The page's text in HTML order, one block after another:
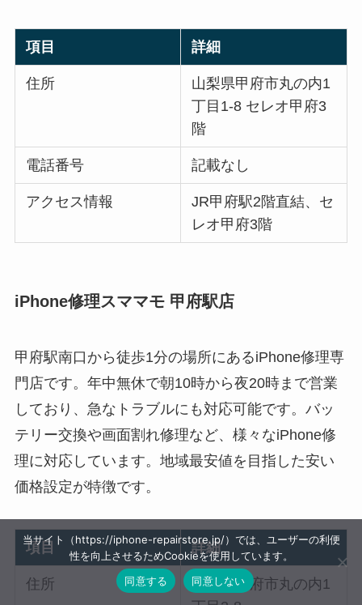
項目 詳細
住所
山梨県甲府市丸の内1
丁目1-8 セレオ甲府3
階
電話番号 記載なし
アクセス情報
JR甲府駅2階直結、セ
レオ甲府3階
iPhone修理スママモ 甲府駅店
甲府駅南口から徒歩1分の場所にあるiPhone修理専
門店です。年中無休で朝10時から夜20時まで営業
しており、急なトラブルにも対応可能です。バッ
テリー交換や画面割れ修理など、様々なiPhone修
理に対応しています。地域最安値を目指した安い
価格設定が特徴です。
項目 詳細
住所
山梨県甲府市丸の内1
当サイト（https://iphone-repairstore.jp/）では、ユーザーの利便
性を向上させるためCookieを使用しています。
同意する
同意しない